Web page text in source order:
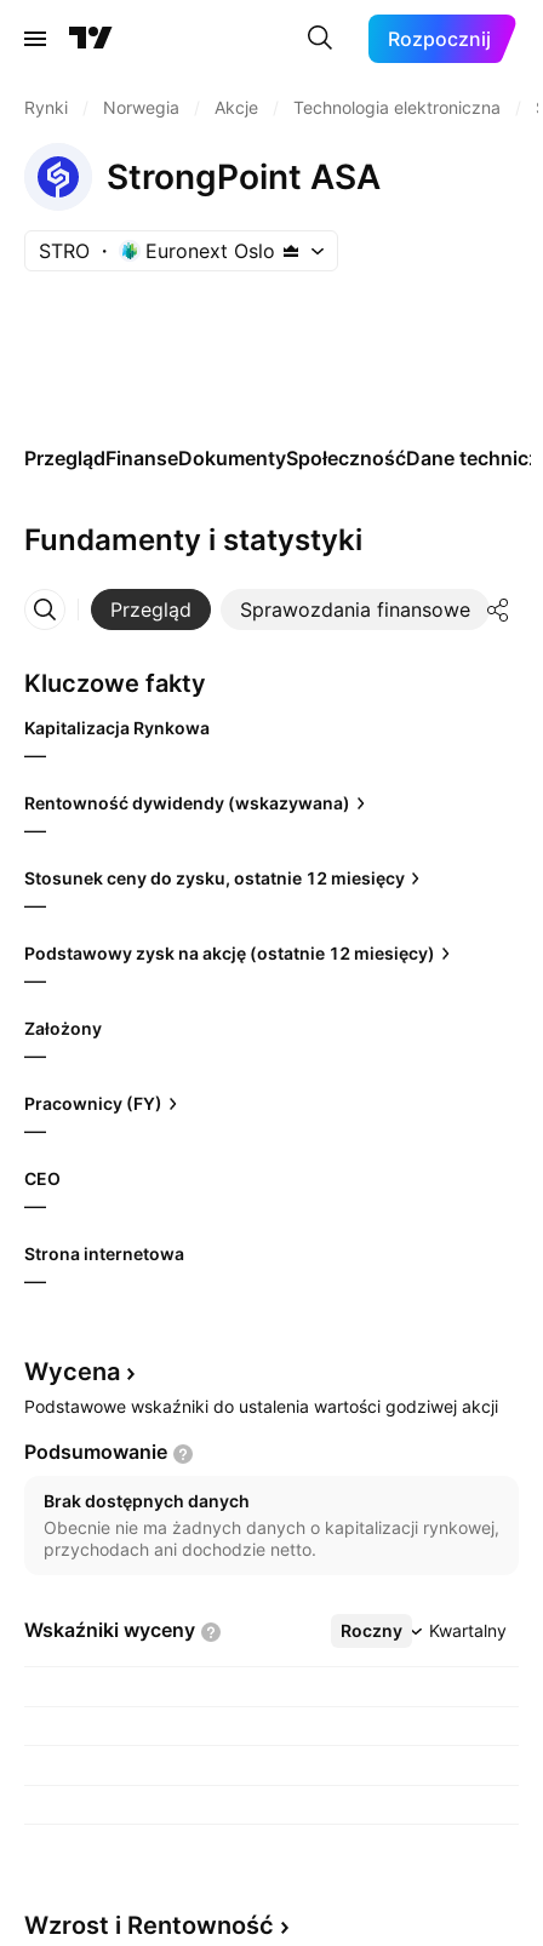
Rozpocznij
Rynki Norwegia Akcje Technologia elektroniczna
StrongPoint ASA
STRO Euronext Oslo
PrzeglądFinanseDokumentySpołecznośćDane
Fundamenty i statystyki
Przegląd Sprawozdania finansowe
Więcej
Kluczowe fakty
Kapitalizacja Rynkowa
—
Rentowność dywidendy (wskazywana)
—
Stosunek ceny do zysku, ostatnie 12 miesięcy
—
Podstawowy zysk na akcję (ostatnie 12 miesięcy)
—
Założony
—
Pracownicy (FY)
—
CEO
—
Strona internetowa
—
Wycena
Podstawowe wskaźniki do ustalenia wartości godziwej akcji
Podsumowanie
Brak dostępnych danych
Obecnie nie ma żadnych danych o kapitalizacji rynkowej,
przychodach ani dochodzie netto.
Wskaźniki wyceny Roczny Kwartalny
Więcej
Wzrost i Rentowność